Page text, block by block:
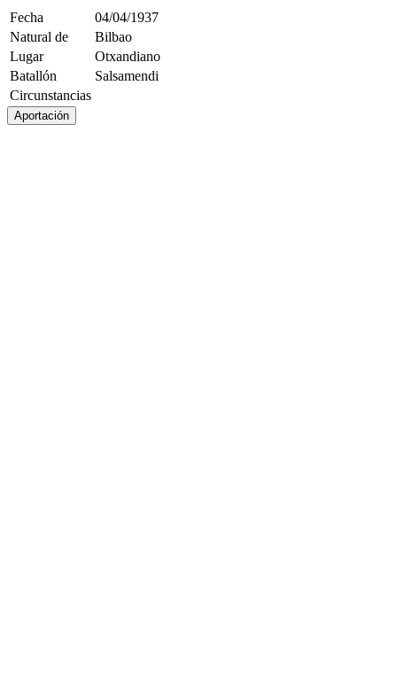
Fecha
04/04/1937
Natural de
Bilbao
Lugar
Otxandiano
Batallón
Salsamendi
Circunstancias